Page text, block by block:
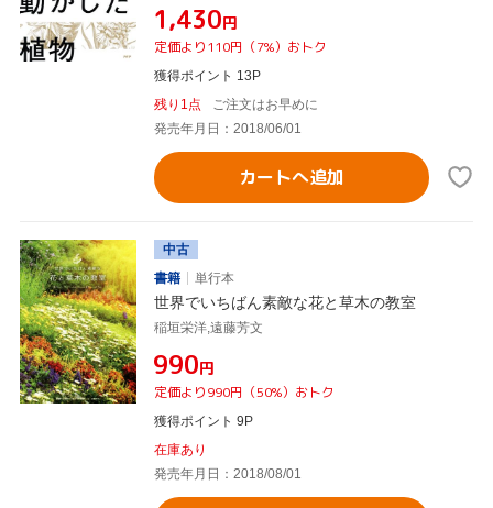
¥1,430円
定価より110円（7%）おトク
獲得ポイント 13P
残り1点
ご注文はお早めに
発売年月日：2018/06/01
カートへ追加
中古
書籍
単行本
世界でいちばん素敵な花と草木の教室
稲垣栄洋,遠藤芳文
¥990円
定価より990円（50%）おトク
獲得ポイント 9P
在庫あり
発売年月日：2018/08/01